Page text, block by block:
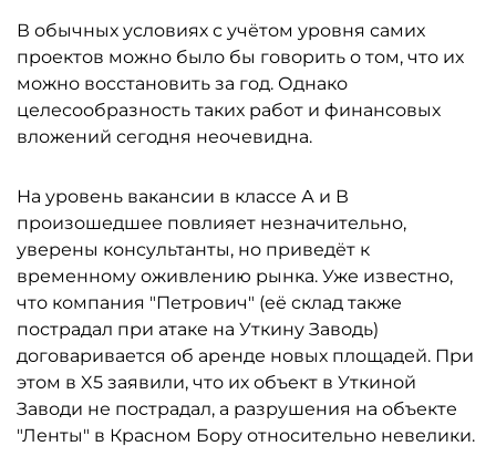
В обычных условиях с учётом уровня самих
проектов можно было бы говорить о том, что их
можно восстановить за год. Однако
целесообразность таких работ и финансовых
вложений сегодня неочевидна.
На уровень вакансии в классе А и В
произошедшее повлияет незначительно,
уверены консультанты, но приведёт к
временному оживлению рынка. Уже известно,
что компания "Петрович" (её склад также
пострадал при атаке на Уткину Заводь)
договаривается об аренде новых площадей. При
этом в X5 заявили, что их объект в Уткиной
Заводи не пострадал, а разрушения на объекте
"Ленты" в Красном Бору относительно невелики.